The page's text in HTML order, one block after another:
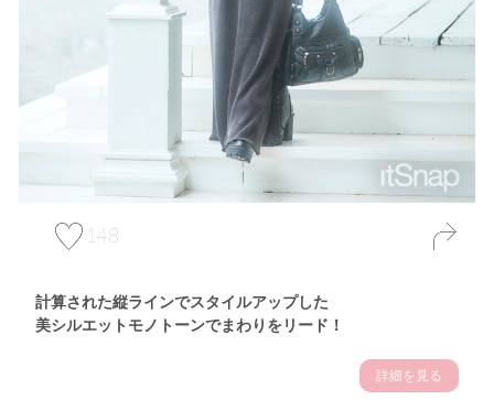
148
計算された縦ラインでスタイルアップした
美シルエットモノトーンでまわりをリード！
詳細を見る